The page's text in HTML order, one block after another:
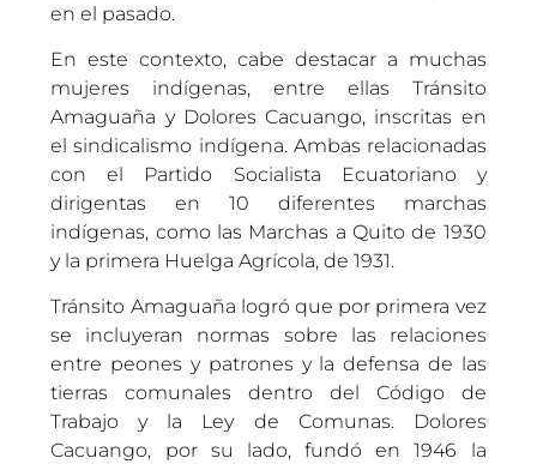
en el pasado.
En este contexto, cabe destacar a muchas
mujeres indígenas, entre ellas Tránsito
Amaguaña y Dolores Cacuango, inscritas en
el sindicalismo indígena. Ambas relacionadas
con el Partido Socialista Ecuatoriano y
dirigentas en 10 diferentes marchas
indígenas, como las Marchas a Quito de 1930
y la primera Huelga Agrícola, de 1931.
Tránsito Amaguaña logró que por primera vez
se incluyeran normas sobre las relaciones
entre peones y patrones y la defensa de las
tierras comunales dentro del Código de
Trabajo y la Ley de Comunas. Dolores
Cacuango, por su lado, fundó en 1946 la